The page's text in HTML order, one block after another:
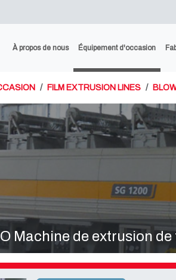
À propos de nous Équipement d'occasion
FILM EXTRUSION LINES
Machine de extrusion